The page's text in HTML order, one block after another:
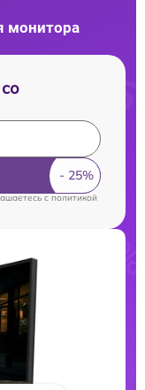
монитора
cполитикой